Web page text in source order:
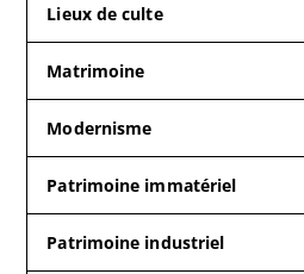
Lieux de culte
Matrimoine
Modernisme
Patrimoine immatériel
Patrimoine industriel